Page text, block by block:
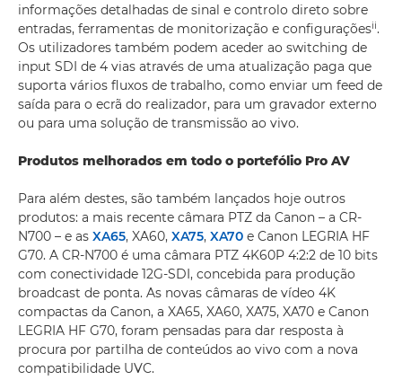
informações detalhadas de sinal e controlo direto sobre
entradas, ferramentas de monitorização e configuraçõesii.
Os utilizadores também podem aceder ao switching de
input SDI de 4 vias através de uma atualização paga que
suporta vários fluxos de trabalho, como enviar um feed de
saída para o ecrã do realizador, para um gravador externo
ou para uma solução de transmissão ao vivo.
Produtos melhorados em todo o portefólio Pro AV
Para além destes, são também lançados hoje outros
produtos: a mais recente câmara PTZ da Canon – a CR-
N700 – e as XA65, XA60, XA75, XA70 e Canon LEGRIA HF
G70. A CR-N700 é uma câmara PTZ 4K60P 4:2:2 de 10 bits
com conectividade 12G-SDI, concebida para produção
broadcast de ponta. As novas câmaras de vídeo 4K
compactas da Canon, a XA65, XA60, XA75, XA70 e Canon
LEGRIA HF G70, foram pensadas para dar resposta à
procura por partilha de conteúdos ao vivo com a nova
compatibilidade UVC.